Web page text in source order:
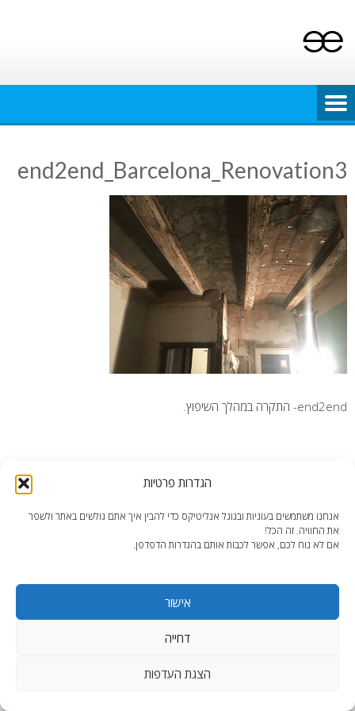
הגדרות פרטיות
אנחנו משתמשים בעוגיות ובגוגל אנליטיקס כדי להבין איך אתם גולשים באתר ולשפר
את החוויה. זה הכל!
אם לא נוח לכם, אפשר לכבות אותם בהגדרות הדפדפן.
אישור
דחייה
הצגת העדפות
content
end2end_Barcelona_Renovation3
end2end- התקרה במהלך השיפוץ.
end2end.co.il | תכנון ועיצוב עד הפרט האחרון.
WordPress Theme: AccessPress Lite